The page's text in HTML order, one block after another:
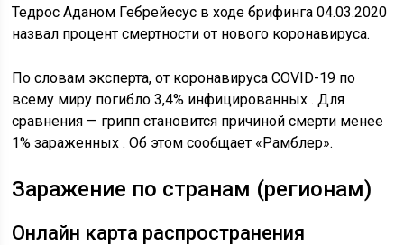
Тедрос Аданом Гебрейесус в ходе брифинга 04.03.2020
назвал процент смертности от нового коронавируса.
По словам эксперта, от коронавируса COVID-19 по
всему миру погибло 3,4% инфицированных . Для
сравнения — грипп становится причиной смерти менее
1% зараженных . Об этом сообщает «Рамблер».
Заражение по странам (регионам)
Онлайн карта распространения